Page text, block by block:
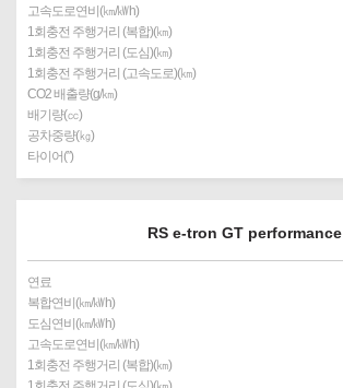
고속도로연비(㎞/㎾h)
1회충전 주행거리 (복합)(㎞)
1회충전 주행거리 (도심)(㎞)
1회충전 주행거리 (고속도로)(㎞)
CO2 배출량(g/㎞)
배기량(㏄)
공차중량(㎏)
타이어(″)
RS e-tron GT performance
연료
복합연비(㎞/㎾h)
도심연비(㎞/㎾h)
고속도로연비(㎞/㎾h)
1회충전 주행거리 (복합)(㎞)